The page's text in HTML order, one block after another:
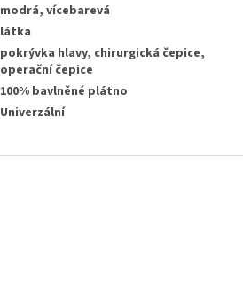
modrá, vícebarevá
látka
pokrývka hlavy, chirurgická čepice,
operační čepice
100% bavlněné plátno
Univerzální